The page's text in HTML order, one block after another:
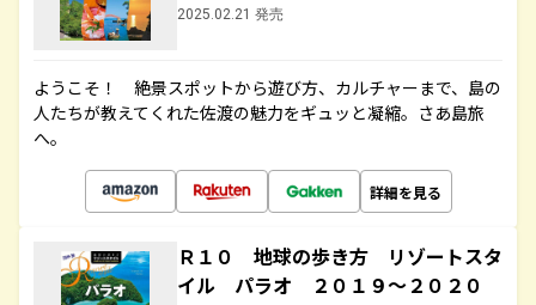
2025.02.21 発売
ようこそ！ 絶景スポットから遊び方、カルチャーまで、島の
人たちが教えてくれた佐渡の魅力をギュッと凝縮。さあ島旅
へ。
詳細を見る
Ｒ１０ 地球の歩き方 リゾートスタ
イル パラオ ２０１９～２０２０